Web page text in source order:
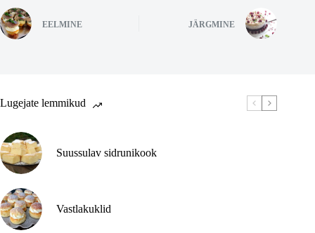
EELMINE JÄRGMINE
Lugejate lemmikud
Suussulav sidrunikook
Vastlakuklid